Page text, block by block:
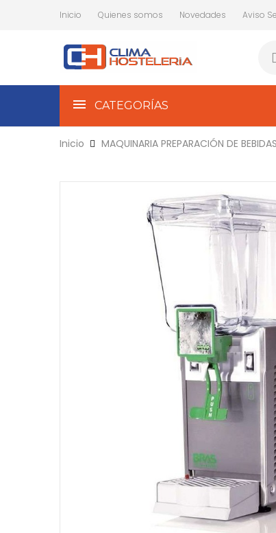
Inicio Quienes somos Novedades Aviso
CATEGORÍAS
Inicio MAQUINARIA PREPARACIÓN DE BEBIDAS